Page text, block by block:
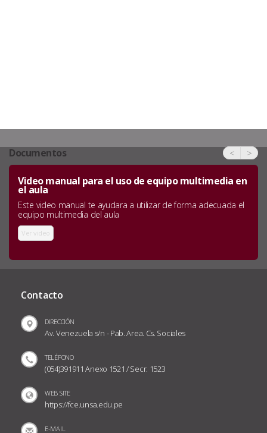
Documentos < >
Video manual para el uso de equipo multimedia en
el aula
Este video manual te ayudara a utilizar de forma adecuada el
equipo multimedia del aula
Ver video
Contacto
DIRECCIÓN
Av. Venezuela s/n - Pab. Area. Cs. Sociales
TELÉFONO
(054)391911 Anexo 1521 / Secr. 1523
WEB SITE
https://fce.unsa.edu.pe
E-MAIL